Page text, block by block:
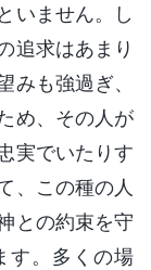
いません。し
追求はあまり
みも強過ぎ、
め、その人が
実でいたりす
、この種の人
との約束を守
す。多くの場